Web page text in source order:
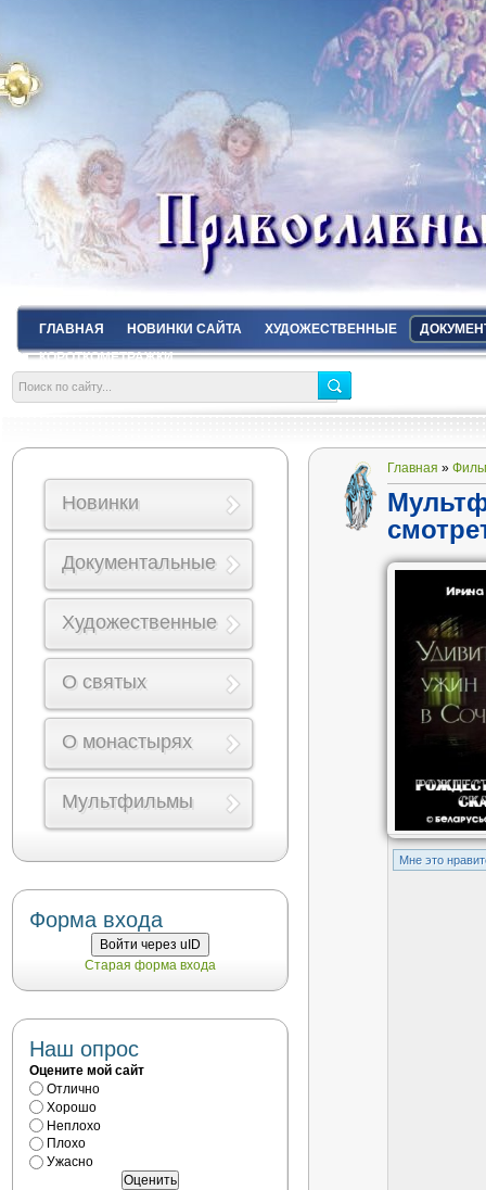
ГЛАВНАЯ НОВИНКИ САЙТА ХУДОЖЕСТВЕННЫЕ
КОРОТКОМЕТРАЖКИ
Главная »
Mне это
Новинки
Документальные
Художественные
О святых
О монастырях
Мультфильмы
Форма входа
Войти через uID
Старая форма входа
Наш опрос
Оцените мой сайт
Отлично
Хорошо
Неплохо
Плохо
Ужасно